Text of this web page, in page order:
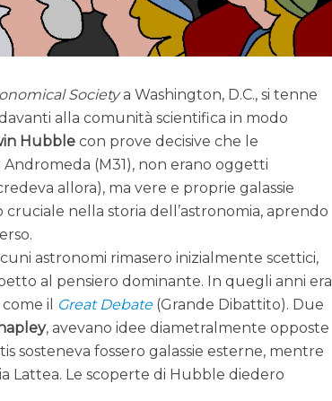
Societya Washington, D.C., si tenne
alla comunità scientifica in modo
Hubble con prove decisive che le
(M31), non erano oggetti
allora), ma vere e proprie galassie
nella storia dell’astronomia, aprendo
astronomi rimasero inizialmente scettici,
al pensiero dominante. In quegli anni era
il Great Debate(Grande Dibattito). Due
, avevano idee diametralmente opposte
sosteneva fossero galassie esterne, mentre
Lattea. Le scoperte di Hubble diedero